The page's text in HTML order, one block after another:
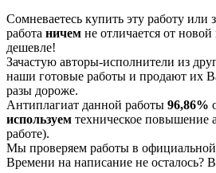
Сомневаетесь купить эту работу или
работа ничем не отличается от новой
дешевле!
Зачастую авторы-исполнители из
наши готовые работы и продают их
разы дороже.
Антиплагиат данной работы 96,86%
используем техническое повышение
работе).
Мы проверяем работы в
Времени на написание не осталось?